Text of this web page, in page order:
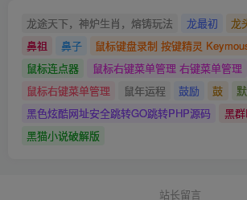
龙途天下，神炉生肖，熔铸玩法 龙最初 龙
鼻祖
鼻子
鼠标键盘录制 按键精灵
鼠标连点器
鼠标右键菜单管理 右键菜单管理
鼠标右键菜单管理
鼠年运程 鼓励 鼓
黑色炫酷网址安全跳转GO跳转PHP源码
黑
黑猫小说破解版
站长留言